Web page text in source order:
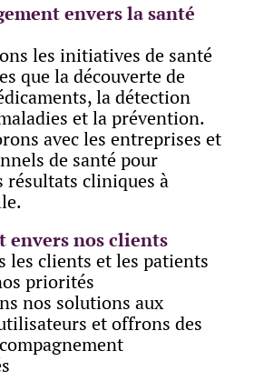
envers la santé
les initiatives de santé
que la découverte de
la détection
et la prévention.
avec les entreprises et
de santé pour
résultats cliniques à
envers nos clients
les clients et les patients
priorités
nos solutions aux
et offrons des